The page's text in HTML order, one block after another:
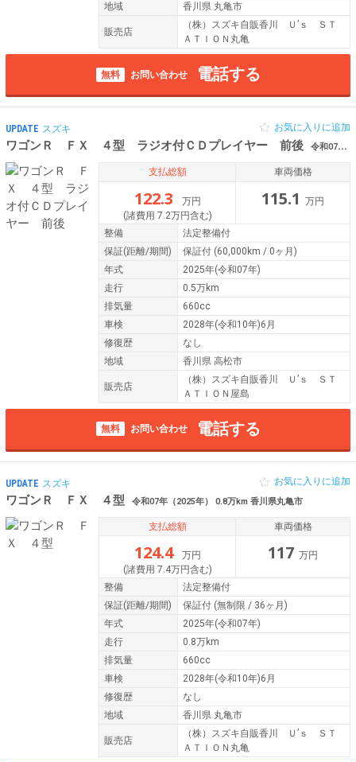
地域
香川県 丸亀市
販売店
（株）スズキ自販香川 Ｕ’ｓ ＳＴ
ＡＴＩＯＮ丸亀
無料 お問い合わせ 電話する
UPDATE スズキ
ワゴンＲ ＦＸ ４型 ラジオ付ＣＤプレイヤー 前後 令和07年（2025年） 0.5万km 香川県高松市
お気に入りに追加
支払総額
122.3
万円
(諸費用 7.2万円含む)
車両価格
115.1 万円
整備
法定整備付
保証(距離/期間) 保証付 (60,000km / 0ヶ月)
年式
2025年(令和07年)
走行
0.5万km
排気量
660cc
車検
2028年(令和10年)6月
修復歴
なし
地域
香川県 高松市
販売店
（株）スズキ自販香川 Ｕ’ｓ ＳＴ
ＡＴＩＯＮ屋島
無料 お問い合わせ 電話する
UPDATE スズキ
ワゴンＲ ＦＸ ４型 令和07年（2025年） 0.8万km 香川県丸亀市
お気に入りに追加
支払総額
124.4
万円
(諸費用 7.4万円含む)
車両価格
117 万円
整備
法定整備付
保証(距離/期間) 保証付 (無制限 / 36ヶ月)
年式
2025年(令和07年)
走行
0.8万km
排気量
660cc
車検
2028年(令和10年)6月
修復歴
なし
地域
香川県 丸亀市
販売店
（株）スズキ自販香川 Ｕ’ｓ ＳＴ
ＡＴＩＯＮ丸亀